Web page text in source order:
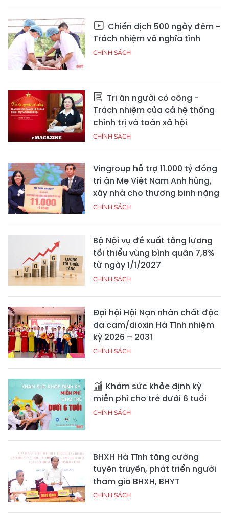
Chiến dịch 500 ngày đêm -
Trách nhiệm và nghĩa tình
CHÍNH SÁCH
Tri ân người có công -
Trách nhiệm của cả hệ thống
chính trị và toàn xã hội
CHÍNH SÁCH
Vingroup hỗ trợ 11.000 tỷ đồng
tri ân Mẹ Việt Nam Anh hùng,
xây nhà cho thương binh nặng
CHÍNH SÁCH
Bộ Nội vụ đề xuất tăng lương
tối thiểu vùng bình quân 7,8%
từ ngày 1/1/2027
CHÍNH SÁCH
Đại hội Hội Nạn nhân chất độc
da cam/dioxin Hà Tĩnh nhiệm
kỳ 2026 – 2031
CHÍNH SÁCH
Khám sức khỏe định kỳ
miễn phí cho trẻ dưới 6 tuổi
CHÍNH SÁCH
BHXH Hà Tĩnh tăng cường
tuyên truyền, phát triển người
tham gia BHXH, BHYT
CHÍNH SÁCH